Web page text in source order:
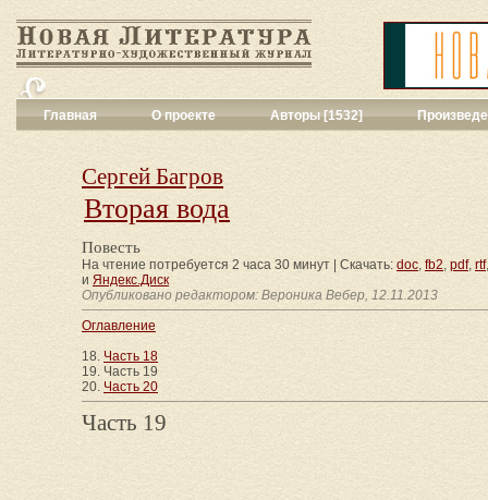
Главная О проекте Авторы [1532]
Философия,
Сергей Багров
Вторая вода
Повесть
На чтение потребуется 2 часа 30 минут | Скачать: doc, fb2, pdf, rtf
и Яндекс.Диск
Опубликовано редактором: Вероника Вебер, 12.11.2013
Оглавление
18. Часть 18
19. Часть 19
20. Часть 20
Часть 19